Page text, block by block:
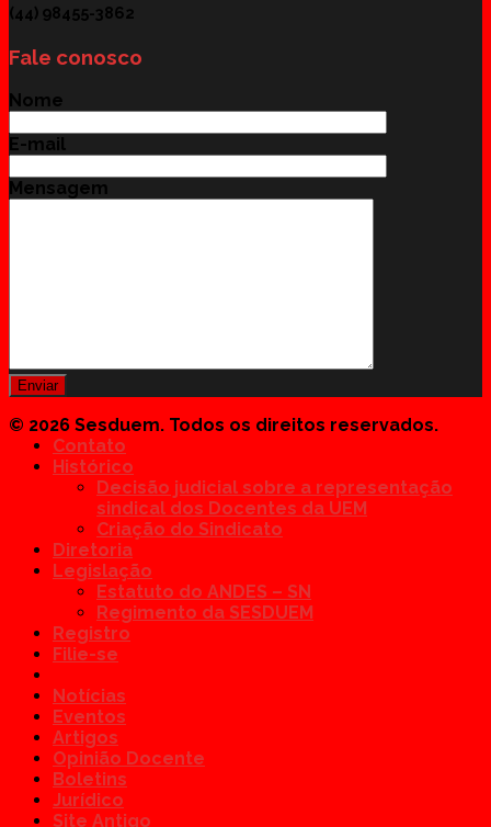
(44) 98455-3862
Fale conosco
Nome
E-mail
Mensagem
© 2026 Sesduem. Todos os direitos reservados.
Contato
Histórico
Decisão judicial sobre a representação
sindical dos Docentes da UEM
Criação do Sindicato
Diretoria
Legislação
Estatuto do ANDES – SN
Regimento da SESDUEM
Registro
Filie-se
Notícias
Eventos
Artigos
Opinião Docente
Boletins
Jurídico
Site Antigo